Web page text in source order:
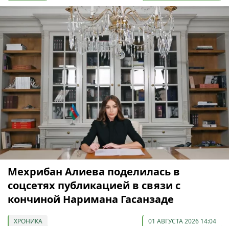
Мехрибан Алиева поделилась в
соцсетях публикацией в связи с
кончиной Наримана Гасанзаде
ХРОНИКА 01 АВГУСТА 2026 14:04